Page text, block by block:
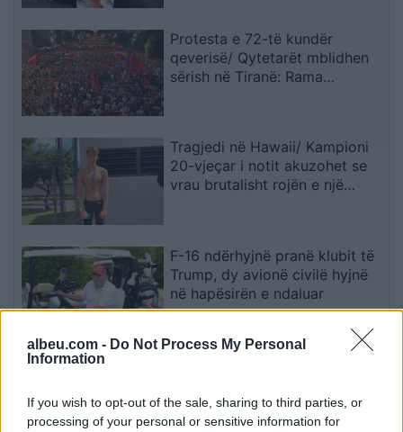
albeu.com - Do Not Process My Personal
Information
If you wish to opt-out of the sale, sharing to third parties, or
processing of your personal or sensitive information for
Protesta e 72-të kundër
qeverisë/ Qytetarët mblidhen
sërish në Tiranë: Rama
Tragjedi në Hawaii/ Kampioni
20-vjeçar i notit akuzohet se
vrau brutalisht rojën e një
F-16 ndërhyjnë pranë klubit të
Trump, dy avionë civilë hyjnë
në hapësirën e ndaluar
temperaturat e larta